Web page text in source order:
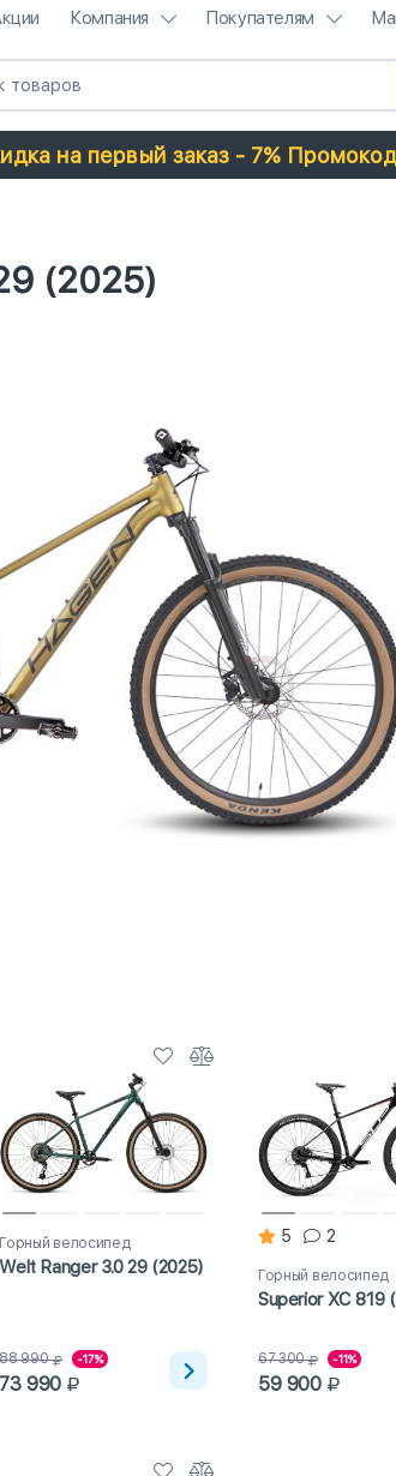
Компания Покупателям
на первый заказ - 7% Промокод
(2025)
Горный велосипед
Welt Ranger 3.0 29 (2025)
88 990 -17%
73 990
5 2
Горный велосипед
Superior XC 819
67 300 -11%
59 900